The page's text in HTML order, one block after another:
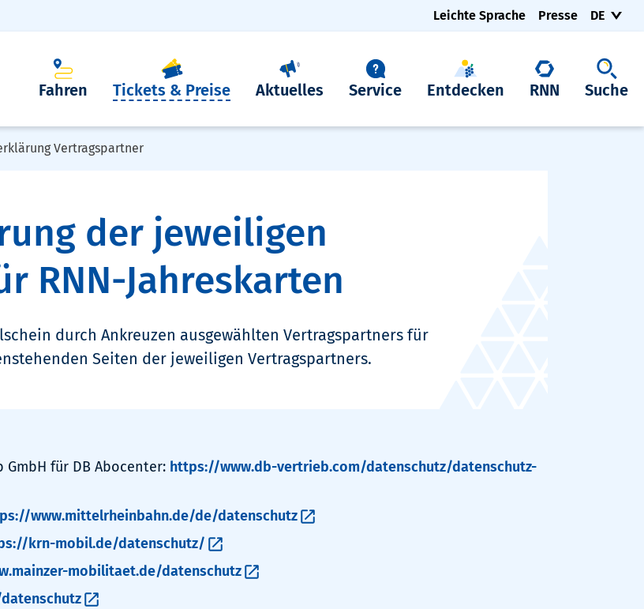
Leichte Sprache Presse DE
Fahren Tickets & Preise Aktuelles Service Entdecken RNN Suche
Vertragspartner
der jeweiligen
RNN-Jahreskarten
durch Ankreuzen ausgewählten Vertragspartners für
Seiten der jeweiligen Vertragspartners.
GmbH für DB Abocenter: https://www.db-vertrieb.com/datenschutz/datenschutz-
www.mittelrheinbahn.de/de/datenschutz
krn-mobil.de/datenschutz/
mobilitaet.de/datenschutz